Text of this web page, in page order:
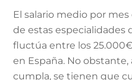
El salario medio por
de estas
fluctúa entre los
en España. No
cumpla, se tienen que